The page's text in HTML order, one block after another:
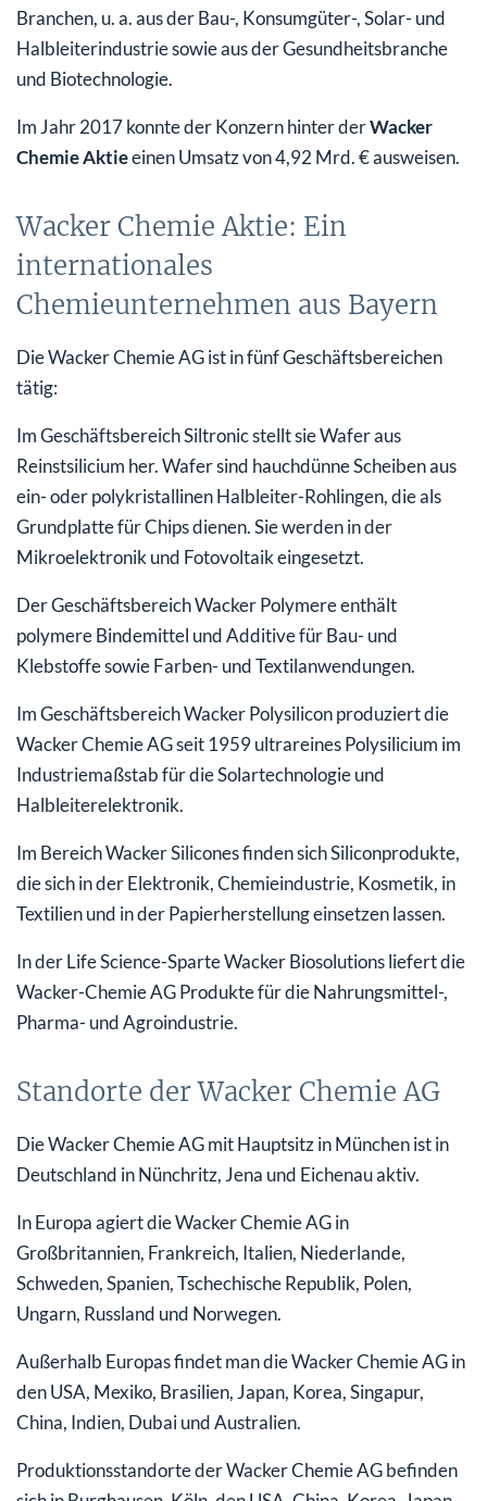
Wacker Chemie Aktie: Dividendenzahlungen
Branchen, u. a. aus der Bau-, Konsumgüter-, Solar- und
Halbleiterindustrie sowie aus der Gesundheitsbranche
und Biotechnologie.
Im Jahr 2017 konnte der Konzern hinter derWacker
Chemie Aktieeinen Umsatz von 4,92 Mrd. € ausweisen.
Wacker Chemie Aktie: Ein
internationales
Chemieunternehmen aus Bayern
Die Wacker Chemie AG ist in fünf Geschäftsbereichen
tätig:
Im Geschäftsbereich Siltronic stellt sie Wafer aus
Reinstsilicium her. Wafer sind hauchdünne Scheiben aus
ein- oder polykristallinen Halbleiter-Rohlingen, die als
Grundplatte für Chips dienen. Sie werden in der
Mikroelektronik und Fotovoltaik eingesetzt.
Der Geschäftsbereich Wacker Polymere enthält
polymere Bindemittel und Additive für Bau- und
Klebstoffe sowie Farben- und Textilanwendungen.
Im Geschäftsbereich Wacker Polysilicon produziert die
Wacker Chemie AG seit 1959 ultrareines Polysilicium im
Industriemaßstab für die Solartechnologie und
Halbleiterelektronik.
Im Bereich Wacker Silicones finden sich Siliconprodukte,
die sich in der Elektronik, Chemieindustrie, Kosmetik, in
Textilien und in der Papierherstellung einsetzen lassen.
In der Life Science-Sparte Wacker Biosolutions liefert die
Wacker-Chemie AG Produkte für die Nahrungsmittel-,
Pharma- und Agroindustrie.
Standorte der Wacker Chemie AG
Die Wacker Chemie AG mit Hauptsitz in München ist in
Deutschland in Nünchritz, Jena und Eichenau aktiv.
In Europa agiert die Wacker Chemie AG in
Großbritannien, Frankreich, Italien, Niederlande,
Schweden, Spanien, Tschechische Republik, Polen,
Ungarn, Russland und Norwegen.
Außerhalb Europas findet man die Wacker Chemie AG in
den USA, Mexiko, Brasilien, Japan, Korea, Singapur,
China, Indien, Dubai und Australien.
Produktionsstandorte der Wacker Chemie AG befinden